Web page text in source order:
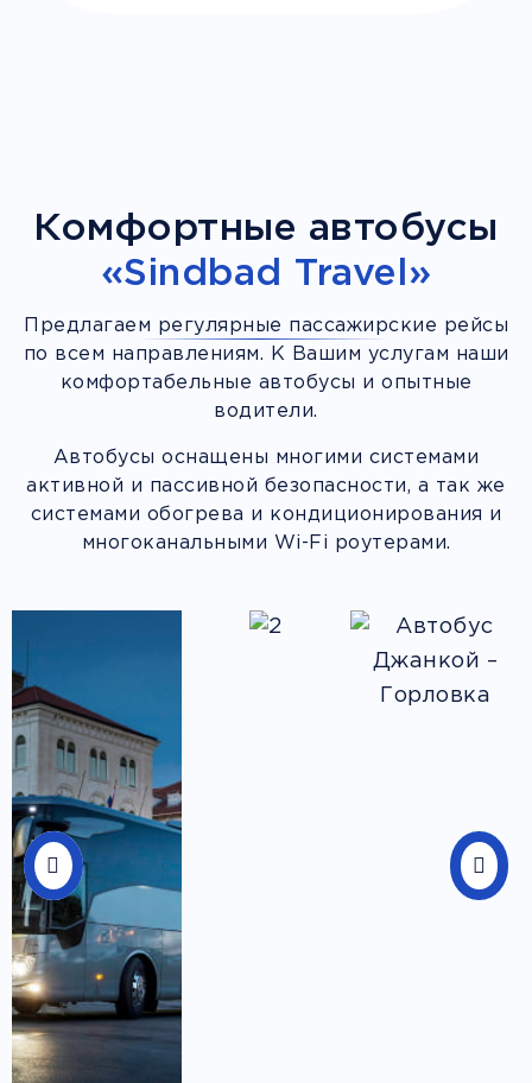
Комфортные автобусы
«Sindbad Travel»
Предлагаем регулярные пассажирские рейсы
по всем направлениям. К Вашим услугам наши
комфортабельные автобусы и опытные
водители.
Автобусы оснащены многими системами
активной и пассивной безопасности, а так же
системами обогрева и кондиционирования и
многоканальными Wi-Fi роутерами.